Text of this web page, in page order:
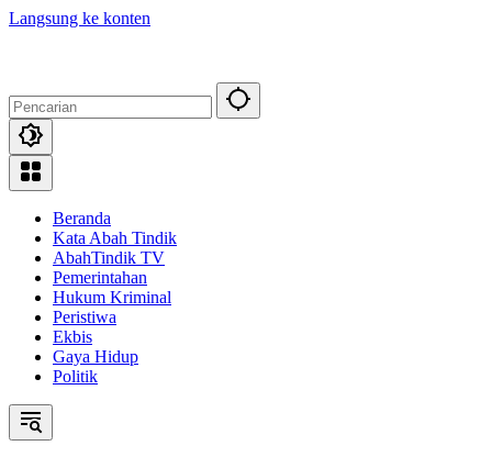
Langsung ke konten
Beranda
Kata Abah Tindik
AbahTindik TV
Pemerintahan
Hukum Kriminal
Peristiwa
Ekbis
Gaya Hidup
Politik